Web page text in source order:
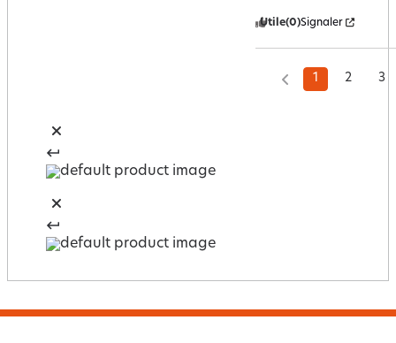
Utile(0)Signaler
1 2 3